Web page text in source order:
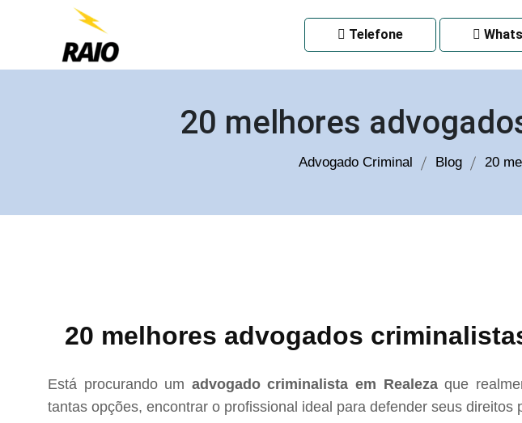
Telefone
20 melhores
Advogado Criminal Blog 20
20 melhores advogados
Está procurando um advogado criminalista em Realezaque
tantas opções, encontrar o profissional ideal para defender seus direitos